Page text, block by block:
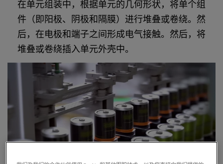
在单元组装中，根据单元的几何形状，将单个组
件（即阳极、阴极和隔膜）进行堆叠或卷绕。然
后，在电极和端子之间形成电气接触。然后，将
堆叠或卷绕插入单元外壳中。